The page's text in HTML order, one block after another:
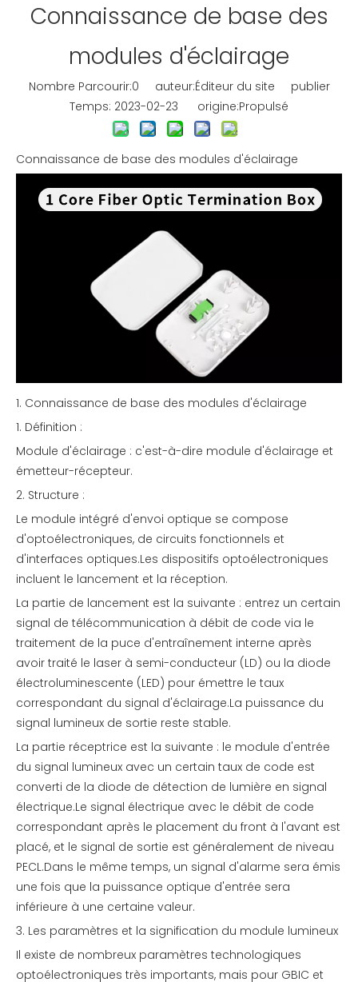
Connaissance de base des
modules d'éclairage
Nombre Parcourir:0 auteur:Éditeur du site publier
Temps: 2023-02-23 origine:Propulsé
Connaissance de base des modules d'éclairage
1. Connaissance de base des modules d'éclairage
1. Définition :
Module d'éclairage : c'est-à-dire module d'éclairage et
émetteur-récepteur.
2. Structure :
Le module intégré d'envoi optique se compose
d'optoélectroniques, de circuits fonctionnels et
d'interfaces optiques.Les dispositifs optoélectroniques
incluent le lancement et la réception.
La partie de lancement est la suivante : entrez un certain
signal de télécommunication à débit de code via le
traitement de la puce d'entraînement interne après
avoir traité le laser à semi-conducteur (LD) ou la diode
électroluminescente (LED) pour émettre le taux
correspondant du signal d'éclairage.La puissance du
signal lumineux de sortie reste stable.
La partie réceptrice est la suivante : le module d'entrée
du signal lumineux avec un certain taux de code est
converti de la diode de détection de lumière en signal
électrique.Le signal électrique avec le débit de code
correspondant après le placement du front à l'avant est
placé, et le signal de sortie est généralement de niveau
PECL.Dans le même temps, un signal d'alarme sera émis
une fois que la puissance optique d'entrée sera
inférieure à une certaine valeur.
3. Les paramètres et la signification du module lumineux
Il existe de nombreux paramètres technologiques
optoélectroniques très importants, mais pour GBIC et